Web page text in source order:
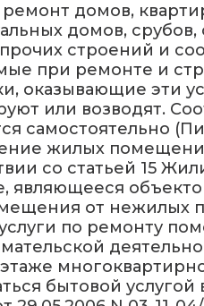
домов,
домов,
строений и
при ремонте и
оказывающие эти
или возводят.
самостоятельно
жилых
со статьей 15
являющееся
от нежилых
по ремонту
бытовой